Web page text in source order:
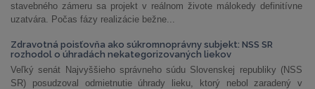
stavebného zámeru sa projekt v reálnom živote málokedy definitívne
uzatvára. Počas fázy realizácie bežne...
Zdravotná poisťovňa ako súkromnoprávny subjekt: NSS SR
rozhodol o úhradách nekategorizovaných liekov
Veľký senát Najvyššieho správneho súdu Slovenskej republiky (NSS
SR) posudzoval odmietnutie úhrady lieku, ktorý nebol zaradený v